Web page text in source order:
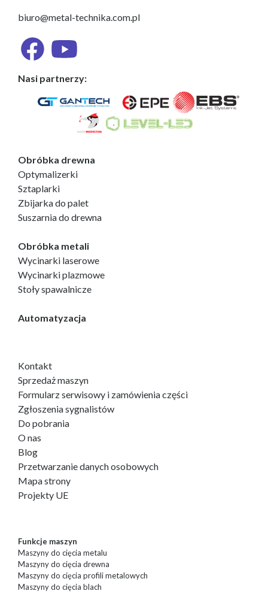
biuro@metal-technika.com.pl
Nasi partnerzy:
Obróbka drewna
Optymalizerki
Sztaplarki
Zbijarka do palet
Suszarnia do drewna
Obróbka metali
Wycinarki laserowe
Wycinarki plazmowe
Stoły spawalnicze
Automatyzacja
Kontakt
Sprzedaż maszyn
Formularz serwisowy i zamówienia części
Zgłoszenia sygnalistów
Do pobrania
O nas
Blog
Przetwarzanie danych osobowych
Mapa strony
Projekty UE
Funkcje maszyn
Maszyny do cięcia metalu
Maszyny do cięcia drewna
Maszyny do cięcia profili metalowych
Maszyny do cięcia blach